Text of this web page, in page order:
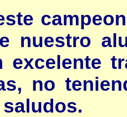
nuestro
excelente
no